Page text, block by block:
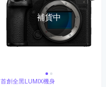
補貨中
首創全黑LUMIX機身